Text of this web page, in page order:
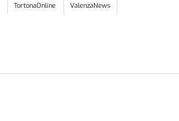
TortonaOnline ValenzaNews